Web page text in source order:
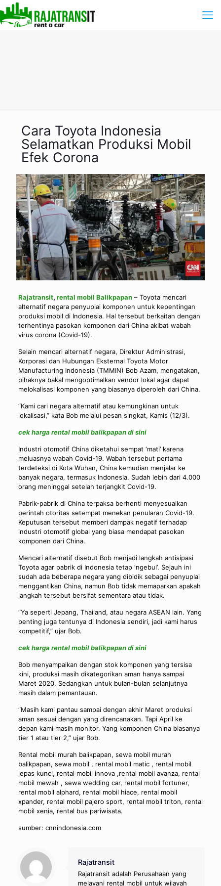
Cara Toyota Indonesia
Selamatkan Produksi Mobil
Efek Corona
Rajatransit, rental mobil Balikpapan– Toyota mencari
alternatif negara penyuplai komponen untuk kepentingan
produksi mobil di Indonesia. Hal tersebut berkaitan dengan
terhentinya pasokan komponen dari China akibat wabah
virus corona (Covid-19).
Selain mencari alternatif negara, Direktur Administrasi,
Korporasi dan Hubungan Eksternal Toyota Motor
Manufacturing Indonesia (TMMIN) Bob Azam, mengatakan,
pihaknya bakal mengoptimalkan vendor lokal agar dapat
melokalisasi komponen yang biasanya diperoleh dari China.
“Kami cari negara alternatif atau kemungkinan untuk
lokalisasi,” kata Bob melalui pesan singkat, Kamis (12/3).
cek harga rental mobil balikpapan di sini
Industri otomotif China diketahui sempat ‘mati’ karena
meluasnya wabah Covid-19. Wabah tersebut pertama
terdeteksi di Kota Wuhan, China kemudian menjalar ke
banyak negara, termasuk Indonesia. Sudah lebih dari 4.000
orang meninggal setelah terjangkit Covid-19.
Pabrik-pabrik di China terpaksa berhenti menyesuaikan
perintah otoritas setempat menekan penularan Covid-19.
Keputusan tersebut memberi dampak negatif terhadap
industri otomotif global yang biasa mendapat pasokan
komponen dari China.
Mencari alternatif disebut Bob menjadi langkah antisipasi
Toyota agar pabrik di Indonesia tetap ‘ngebul’. Sejauh ini
sudah ada beberapa negara yang dibidik sebagai penyuplai
menggantikan China, namun Bob tidak memaparkan apakah
langkah tersebut bersifat sementara atau tidak.
“Ya seperti Jepang, Thailand, atau negara ASEAN lain. Yang
penting juga tentunya di Indonesia sendiri, jadi kami harus
kompetitif,” ujar Bob.
cek harga rental mobil balikpapan di sini
Bob menyampaikan dengan stok komponen yang tersisa
kini, produksi masih dikategorikan aman hanya sampai
Maret 2020. Sedangkan untuk bulan-bulan selanjutnya
masih dalam pemantauan.
“Masih kami pantau sampai dengan akhir Maret produksi
aman sesuai dengan yang direncanakan. Tapi April ke
depan kami masih monitor. Yang komponen China biasanya
tier 1 atau tier 2,” ujar Bob.
Rental mobil murah balikpapan, sewa mobil murah
balikpapan, sewa mobil , rental mobil matic , rental mobil
lepas kunci, rental mobil innova ,rental mobil avanza, rental
mobil mewah , sewa wedding car, rental mobil fortuner,
rental mobil alphard, rental mobil hiace, rental mobil
xpander, rental mobil pajero sport, rental mobil triton, rental
mobil xenia, rental bus pariwisata.
sumber: cnnindonesia.com
Rajatransit
Rajatransit adalah Perusahaan yang
melayani rental mobil untuk wilayah